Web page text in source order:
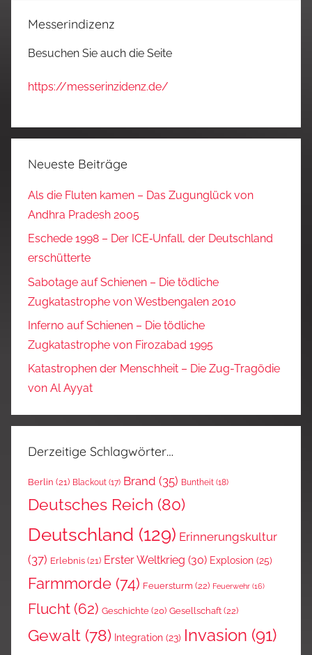
Messerindizenz
Besuchen Sie auch die Seite
https://messerinzidenz.de/
Neueste Beiträge
Als die Fluten kamen – Das Zugunglück von
Andhra Pradesh 2005
Eschede 1998 – Der ICE‑Unfall, der Deutschland
erschütterte
Sabotage auf Schienen – Die tödliche
Zugkatastrophe von Westbengalen 2010
Inferno auf Schienen – Die tödliche
Zugkatastrophe von Firozabad 1995
Katastrophen der Menschheit – Die Zug-Tragödie
von Al Ayyat
Derzeitige Schlagwörter…
Berlin (21) Blackout (17) Brand (35) Buntheit (18)
Deutsches Reich (80)
Deutschland (129) Erinnerungskultur
(37) Erlebnis (21) Erster Weltkrieg (30) Explosion (25)
Farmmorde (74) Feuersturm (22) Feuerwehr (16)
Flucht (62) Geschichte (20) Gesellschaft(22)
Gewalt (78) Integration (23) Invasion (91)